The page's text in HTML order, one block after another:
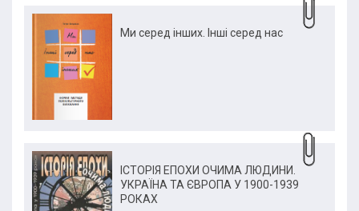
Ми серед інших. Інші серед нас
ІСТОРІЯ ЕПОХИ ОЧИМА ЛЮДИНИ.
УКРАЇНА ТА ЄВРОПА У 1900-1939
РОКАХ